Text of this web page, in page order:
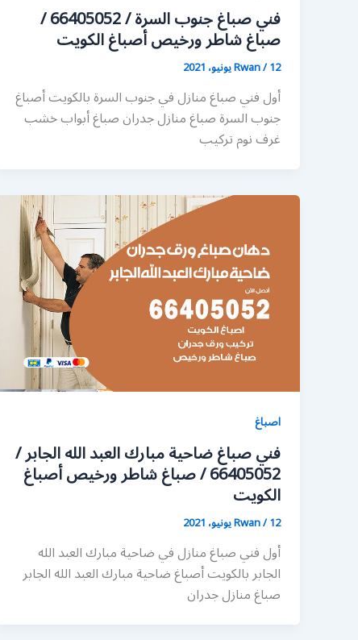
فني صباغ جنوب السرة / 66405052 /
صباغ شاطر ورخيص أصباغ الكويت
Rwan/12 يونيو، 2021
أول فني صباغ منازل في جنوب السرة بالكويت أصباغ
جنوب السرة صباغ منازل جدران صباغ أبواب خشب
غرف نوم تركيب
اصباغ
فني صباغ ضاحية مبارك العبد الله الجابر /
66405052 / صباغ شاطر ورخيص أصباغ
الكويت
Rwan/12 يونيو، 2021
أول فني صباغ منازل في ضاحية مبارك العبد الله
الجابر بالكويت أصباغ ضاحية مبارك العبد الله الجابر
صباغ منازل جدران